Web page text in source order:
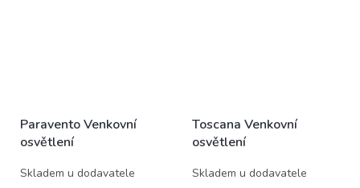
Paravento Venkovní
osvětlení
Skladem u dodavatele
Toscana Venkovní
osvětlení
Skladem u dodavatele